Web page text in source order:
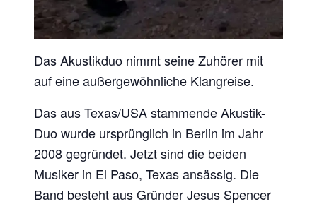
Das Akustikduo nimmt seine Zuhörer mit
auf eine außergewöhnliche Klangreise.
Das aus Texas/USA stammende Akustik-
Duo wurde ursprünglich in Berlin im Jahr
2008 gegründet. Jetzt sind die beiden
Musiker in El Paso, Texas ansässig. Die
Band besteht aus Gründer Jesus Spencer